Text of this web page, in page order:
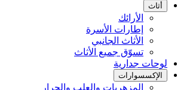
أثاث
الأرائك
إطارات الأسرة
الأثاث الجانبي
تسوّق جميع الأثاث
لوحات جدارية
الإكسسوارات
المزهريات والعلب والجرار